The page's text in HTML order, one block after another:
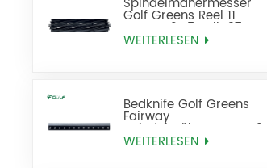
Golf Greens Reel 11
Messer 21x5 Zoll 137-
8512
WEITERLESEN
Bedknife Golf Greens
Fairway
Spindelmähermesser 21
Zoll Standard ersetzt 93-
WEITERLESEN